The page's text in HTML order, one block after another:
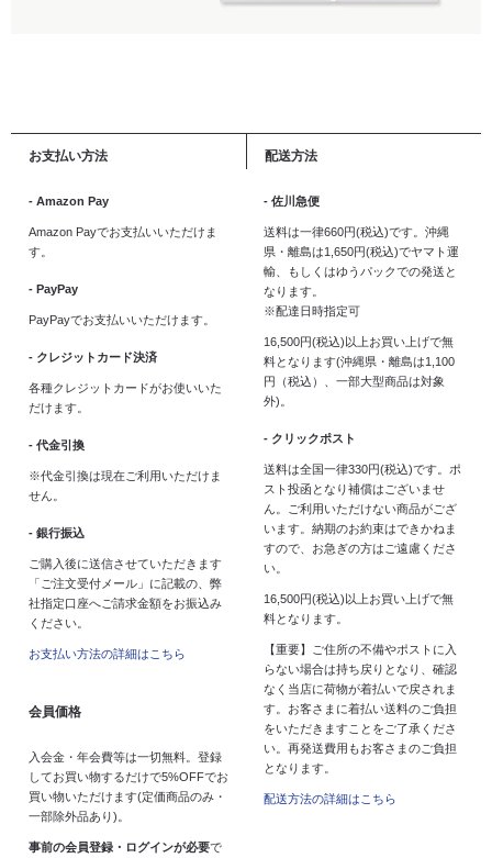
お支払い方法
- Amazon Pay
Amazon Payでお支払いいただけま
す。
- PayPay
PayPayでお支払いいただけます。
- クレジットカード決済
各種クレジットカードがお使いいた
だけます。
- 代金引換
※代金引換は現在ご利用いただけま
せん。
- 銀行振込
ご購入後に送信させていただきます
「ご注文受付メール」に記載の、弊
社指定口座へご請求金額をお振込み
ください。
お支払い方法の詳細はこちら
会員価格
入会金・年会費等は一切無料。登録
してお買い物するだけで5%OFFでお
買い物いただけます(定価商品のみ・
一部除外品あり)。
事前の会員登録・ログインが必要で
配送方法
- 佐川急便
送料は一律660円(税込)です。沖縄
県・離島は1,650円(税込)でヤマト運
輸、もしくはゆうパックでの発送と
なります。
※配達日時指定可
16,500円(税込)以上お買い上げで無
料となります(沖縄県・離島は1,100
円（税込）、一部大型商品は対象
外)。
- クリックポスト
送料は全国一律330円(税込)です。ポ
スト投函となり補償はございませ
ん。ご利用いただけない商品がござ
います。納期のお約束はできかねま
すので、お急ぎの方はご遠慮くださ
い。
16,500円(税込)以上お買い上げで無
料となります。
【重要】ご住所の不備やポストに入
らない場合は持ち戻りとなり、確認
なく当店に荷物が着払いで戻されま
す。お客さまに着払い送料のご負担
をいただきますことをご了承くださ
い。再発送費用もお客さまのご負担
となります。
配送方法の詳細はこちら